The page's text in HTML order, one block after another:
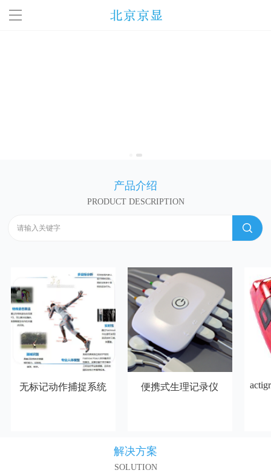
产品介绍
PRODUCT DESCRIPTION
无标记动作捕捉系统 便携式生理记录仪
解决方案
SOLUTION